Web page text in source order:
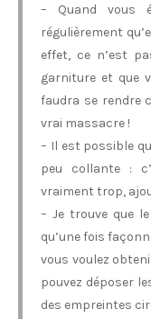
– Quand vous
régulièrement
effet, ce n’est
garniture et que
faudra se rendre
vrai massacre !
– Il est possible
peu collante :
vraiment trop,
– Je trouve que
qu’une fois
vous voulez
pouvez déposer
des empreintes